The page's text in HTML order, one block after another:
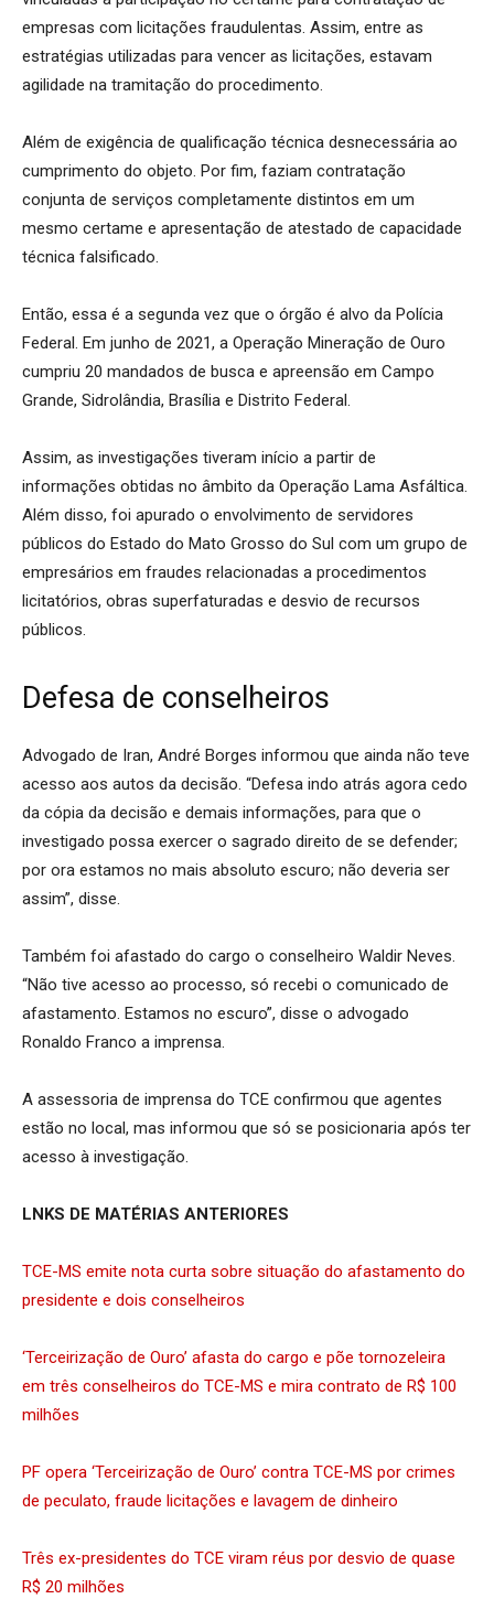
empresas com licitações fraudulentas. Assim, entre as
estratégias utilizadas para vencer as licitações, estavam
agilidade na tramitação do procedimento.
Além de exigência de qualificação técnica desnecessária ao
cumprimento do objeto. Por fim, faziam contratação
conjunta de serviços completamente distintos em um
mesmo certame e apresentação de atestado de capacidade
técnica falsificado.
Então, essa é a segunda vez que o órgão é alvo da Polícia
Federal. Em junho de 2021, a Operação Mineração de Ouro
cumpriu 20 mandados de busca e apreensão em Campo
Grande, Sidrolândia, Brasília e Distrito Federal.
Assim, as investigações tiveram início a partir de
informações obtidas no âmbito da Operação Lama Asfáltica.
Além disso, foi apurado o envolvimento de servidores
públicos do Estado do Mato Grosso do Sul com um grupo de
empresários em fraudes relacionadas a procedimentos
licitatórios, obras superfaturadas e desvio de recursos
públicos.
Defesa de conselheiros
Advogado de Iran, André Borges informou que ainda não teve
acesso aos autos da decisão. “Defesa indo atrás agora cedo
da cópia da decisão e demais informações, para que o
investigado possa exercer o sagrado direito de se defender;
por ora estamos no mais absoluto escuro; não deveria ser
assim”, disse.
Também foi afastado do cargo o conselheiro Waldir Neves.
“Não tive acesso ao processo, só recebi o comunicado de
afastamento. Estamos no escuro”, disse o advogado
Ronaldo Franco a imprensa.
A assessoria de imprensa do TCE confirmou que agentes
estão no local, mas informou que só se posicionaria após ter
acesso à investigação.
LNKS DE MATÉRIAS ANTERIORES
TCE-MS emite nota curta sobre situação do afastamento do
presidente e dois conselheiros
‘Terceirização de Ouro’ afasta do cargo e põe tornozeleira
em três conselheiros do TCE-MS e mira contrato de R$ 100
milhões
PF opera ‘Terceirização de Ouro’ contra TCE-MS por crimes
de peculato, fraude licitações e lavagem de dinheiro
Três ex-presidentes do TCE viram réus por desvio de quase
R$ 20 milhões